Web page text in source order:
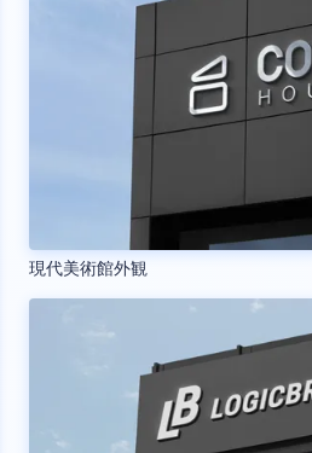
現代美術館外観